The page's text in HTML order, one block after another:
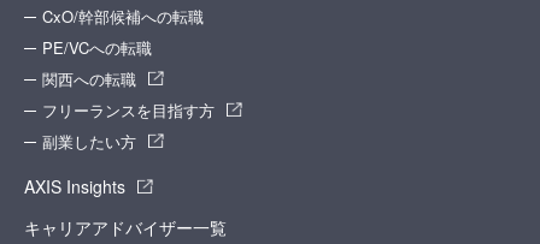
CxO/幹部候補への転職
PE/VCへの転職
関西への転職
フリーランスを目指す方
副業したい方
AXIS Insights
キャリアアドバイザー一覧